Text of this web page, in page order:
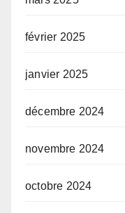
février 2025
janvier 2025
décembre 2024
novembre 2024
octobre 2024